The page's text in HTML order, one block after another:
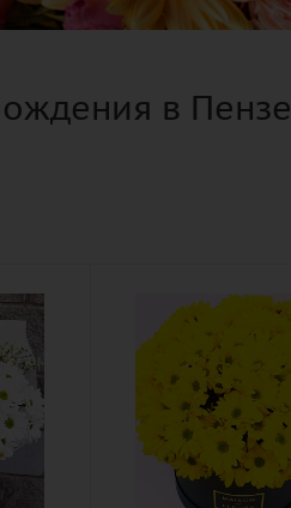
в Пензе
Количество
Цвет
желтый
Описание
хризантема